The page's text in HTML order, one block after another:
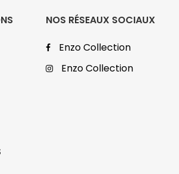
NOS RÉSEAUX SOCIAUX
Enzo Collection
Enzo Collection